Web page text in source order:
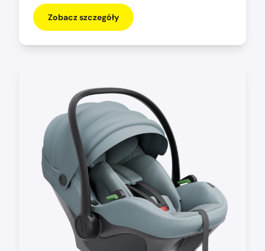
Zobacz szczegóły